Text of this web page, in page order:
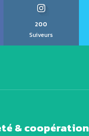
200
Suiveurs
& coopération